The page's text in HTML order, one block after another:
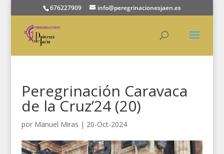
676227909 info@peregrinacionesjaen.es
Peregrinación Caravaca
de la Cruz’24 (20)
por Manuel Miras | 20-Oct-2024